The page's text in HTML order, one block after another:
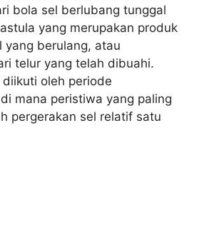
bola sel berlubang tunggal
yang merupakan produk
yang berulang, atau
telur yang telah dibuahi.
oleh periode
mana peristiwa yang paling
pergerakan sel relatif satu